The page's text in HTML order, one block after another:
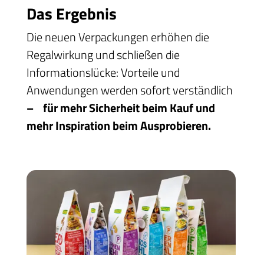
Das Ergebnis
Die neuen Verpackungen erhöhen die
Regalwirkung und schließen die
Informationslücke: Vorteile und
Anwendungen werden sofort verständlich
– für mehr Sicherheit beim Kauf und
mehr Inspiration beim Ausprobieren.